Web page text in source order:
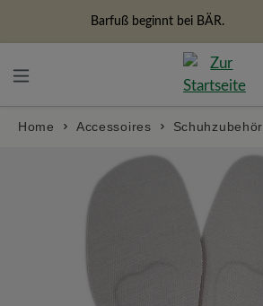
Barfuß beginnt bei BÄR.
Home Accessoires Schuhzubehör
Skip image gallery